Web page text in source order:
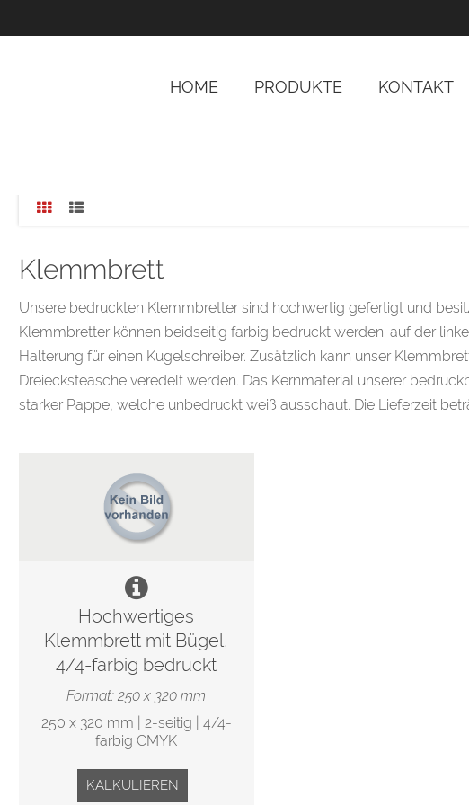
HOME PRODUKTE KONTAKT
Klemmbrett
Unsere bedruckten Klemmbretter sind hochwertig gefertigt und
Klemmbretter können beidseitig farbig bedruckt werden; auf der
Halterung für einen Kugelschreiber. Zusätzlich kann unser
Dreiecksteasche veredelt werden. Das Kernmaterial unserer
starker Pappe, welche unbedruckt weiß ausschaut. Die Lieferzeit
Hochwertiges
Klemmbrett mit Bügel,
4/4-farbig bedruckt
Format: 250 x 320 mm
250 x 320 mm | 2-seitig | 4/4-
farbig CMYK
KALKULIEREN